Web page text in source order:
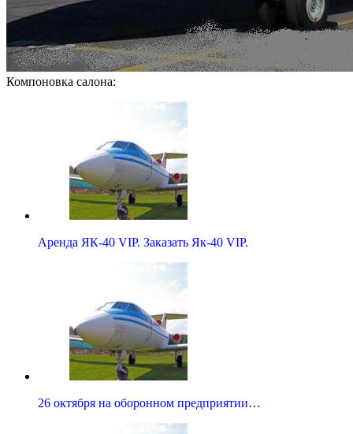
Компоновка салона:
Аренда ЯК-40 VIP. Заказать Як-40 VIP.
26 октября на оборонном предприятии…